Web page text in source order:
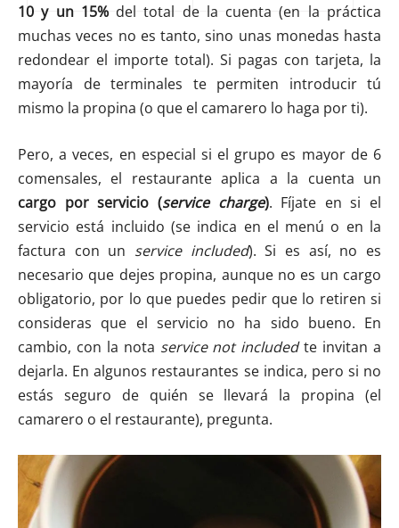
10 y un 15%del total de la cuenta (en la práctica
muchas veces no es tanto, sino unas monedas hasta
redondear el importe total). Si pagas con tarjeta, la
mayoría de terminales te permiten introducir tú
mismo la propina (o que el camarero lo haga por ti).
Pero, a veces, en especial si el grupo es mayor de 6
comensales, el restaurante aplica a la cuenta un
cargo por servicio (service charge). Fíjate en si el
servicio está incluido (se indica en el menú o en la
factura con un service included). Si es así, no es
necesario que dejes propina, aunque no es un cargo
obligatorio, por lo que puedes pedir que lo retiren si
consideras que el servicio no ha sido bueno. En
cambio, con la nota service not includedte invitan a
dejarla. En algunos restaurantes se indica, pero si no
estás seguro de quién se llevará la propina (el
camarero o el restaurante), pregunta.